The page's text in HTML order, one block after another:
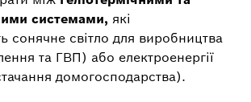
системами, які
сонячне світло для виробництва
та ГВП) або електроенергії
домогосподарства).